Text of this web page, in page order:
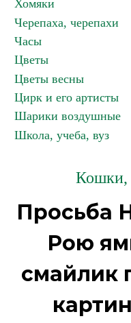
Хомяки
Черепаха, черепахи
Часы
Цветы
Цветы весны
Цирк и его артисты
Шарики воздушные
Школа, учеба, вуз
Кошки,
Просьба
Рою
смайлик